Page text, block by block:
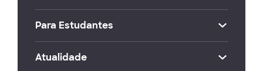
Para Estudantes
Atualidade